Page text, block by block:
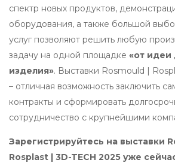
спектр новых продуктов,
оборудования, а также большой
услуг позволяют решить любую
задачу на одной площадке «от идеи
изделия». Выставки Rosmould |
– отличная возможность заключить
контракты и сформировать
сотрудничество с крупнейшими
Зарегистрируйтесь на выставки
Rosplast | 3D-TECH 2025 уже